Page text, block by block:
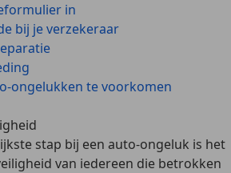
in
bij je verzekeraar
ongelukken te voorkomen
stap bij een auto-ongeluk is het
van iedereen die betrokken